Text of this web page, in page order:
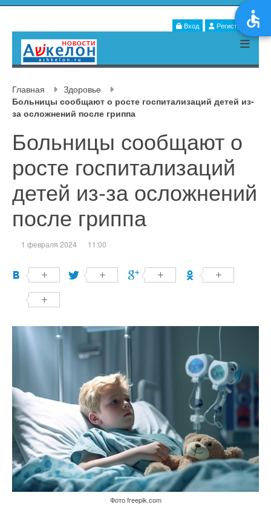
Вход Регистрация
Главная
Здоровье
Больницы сообщают о росте госпитализаций детей из-
за осложнений после гриппа
Больницы сообщают о
росте госпитализаций
детей из-за осложнений
после гриппа
1 февраля 2024 11:00
Фото freepik.com